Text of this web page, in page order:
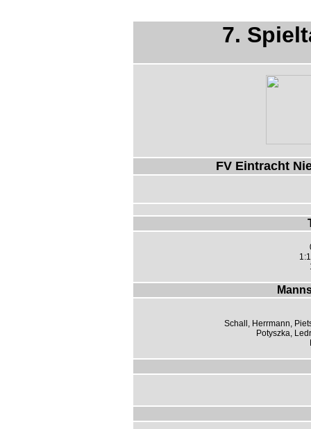
7.
FV Eintracht
Schall, Herrmann,
Potyszka,